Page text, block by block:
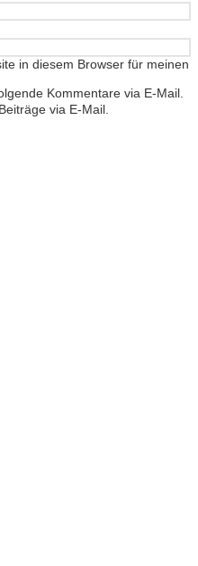
in diesem Browser für meinen
Kommentare via E-Mail.
via E-Mail.